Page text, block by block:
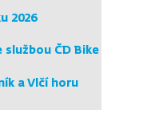
2026
ČD Bike
a Vlčí horu